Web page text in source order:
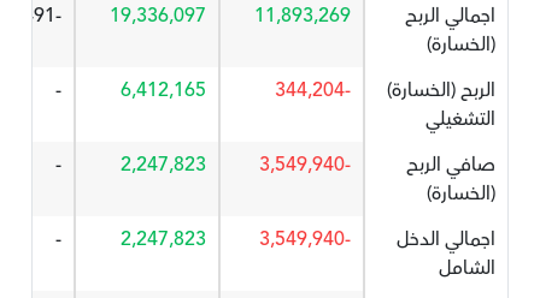
اجمالي الربح
(الخسارة)
11,893,269
19,336,097
-38.491
الربح (الخسارة)
التشغيلي
-344,204
6,412,165
-
صافي الربح
(الخسارة)
-3,549,940
2,247,823
-
اجمالي الدخل
الشامل
-3,549,940
2,247,823
-